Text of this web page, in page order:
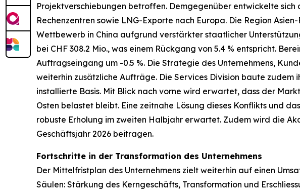
Projektverschiebungen betroffen. Demgegenüber entwickelte
Rechenzentren sowie LNG-Exporte nach Europa. Die Region
Wettbewerb in China aufgrund verstärkter staatlicher
bei CHF 308.2 Mio., was einem Rückgang von 5.4 % entspricht.
Auftragseingang um -0.5 %. Die Strategie des Unternehmens,
weiterhin zusätzliche Aufträge. Die Services Division baute
installierte Basis. Mit Blick nach vorne wird erwartet, dass der
Osten belastet bleibt. Eine zeitnahe Lösung dieses Konflikts und
robuste Erholung im zweiten Halbjahr erwartet. Zudem wird die
Geschäftsjahr 2026 beitragen.
Fortschritte in der Transformation des Unternehmens
Der Mittelfristplan des Unternehmens zielt weiterhin auf einen
Säulen: Stärkung des Kerngeschäfts, Transformation und